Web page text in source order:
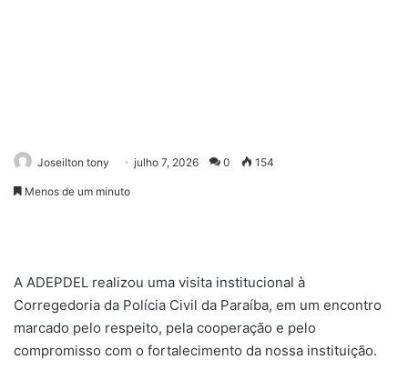
Joseilton tony julho 7, 2026 0 154
Menos de um minuto
A ADEPDEL realizou uma visita institucional à
Corregedoria da Polícia Civil da Paraíba, em um encontro
marcado pelo respeito, pela cooperação e pelo
compromisso com o fortalecimento da nossa instituição.